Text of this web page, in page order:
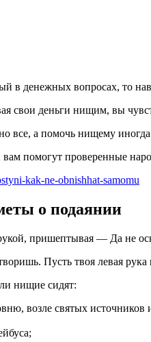
в денежных вопросах, то
свои деньги нищим, вы
все, а помочь нищему иногда
помогут проверенные
о подаянии
пришептывая — Да не
Пусть твоя левая рука
нищие сидят:
возле святых источников